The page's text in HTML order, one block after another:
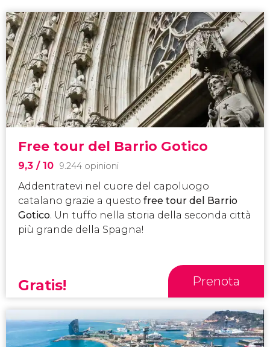
Free tour del Barrio Gotico
9,3 / 10 9.244 opinioni
Addentratevi nel cuore del capoluogo
catalano grazie a questo free tour del Barrio
Gotico. Un tuffo nella storia della seconda città
più grande della Spagna!
Gratis! Prenota